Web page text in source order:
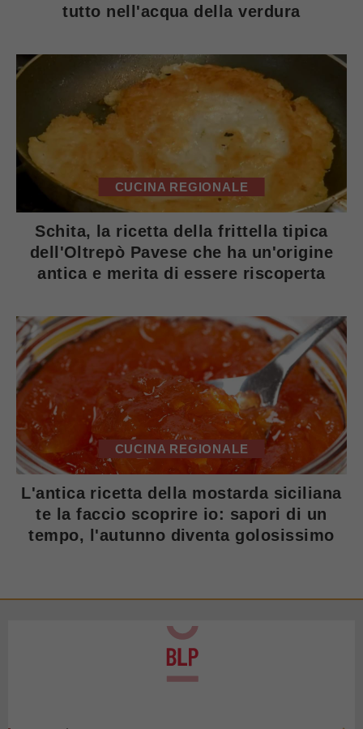
tutto nell'acqua della verdura
CUCINA REGIONALE
Schita, la ricetta della frittella tipica
dell'Oltrepò Pavese che ha un'origine
antica e merita di essere riscoperta
CUCINA REGIONALE
L'antica ricetta della mostarda siciliana
te la faccio scoprire io: sapori di un
tempo, l'autunno diventa golosissimo